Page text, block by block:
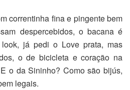
correntinha fina e pingente bem
despercebidos, o bacana é
já pedi o Love prata, mas
o de bicicleta e coração na
o da Sininho? Como são bijús,
legais.